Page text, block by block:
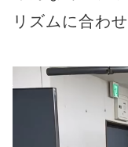
リズムに合わ